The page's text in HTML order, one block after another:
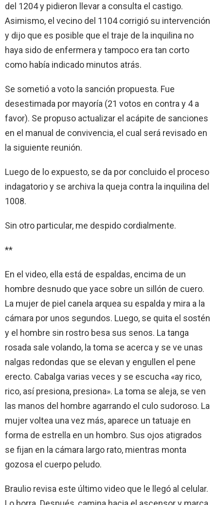
del 1204 y pidieron llevar a consulta el castigo.
Asimismo, el vecino del 1104 corrigió su intervención
y dijo que es posible que el traje de la inquilina no
haya sido de enfermera y tampoco era tan corto
como había indicado minutos atrás.
Se sometió a voto la sanción propuesta. Fue
desestimada por mayoría (21 votos en contra y 4 a
favor). Se propuso actualizar el acápite de sanciones
en el manual de convivencia, el cual será revisado en
la siguiente reunión.
Luego de lo expuesto, se da por concluido el proceso
indagatorio y se archiva la queja contra la inquilina del
1008.
Sin otro particular, me despido cordialmente.
**
En el video, ella está de espaldas, encima de un
hombre desnudo que yace sobre un sillón de cuero.
La mujer de piel canela arquea su espalda y mira a la
cámara por unos segundos. Luego, se quita el sostén
y el hombre sin rostro besa sus senos. La tanga
rosada sale volando, la toma se acerca y se ve unas
nalgas redondas que se elevan y engullen el pene
erecto. Cabalga varias veces y se escucha «ay rico,
rico, así presiona, presiona». La toma se aleja, se ven
las manos del hombre agarrando el culo sudoroso. La
mujer voltea una vez más, aparece un tatuaje en
forma de estrella en un hombro. Sus ojos atigrados
se fijan en la cámara largo rato, mientras monta
gozosa el cuerpo peludo.
Braulio revisa este último video que le llegó al celular.